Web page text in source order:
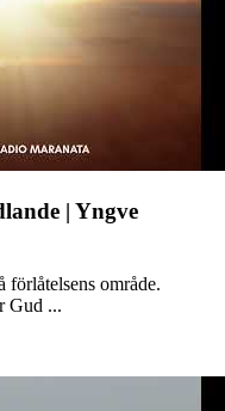
| Yngve
förlåtelsens område.
Gud ...